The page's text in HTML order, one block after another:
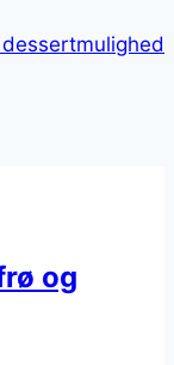
og